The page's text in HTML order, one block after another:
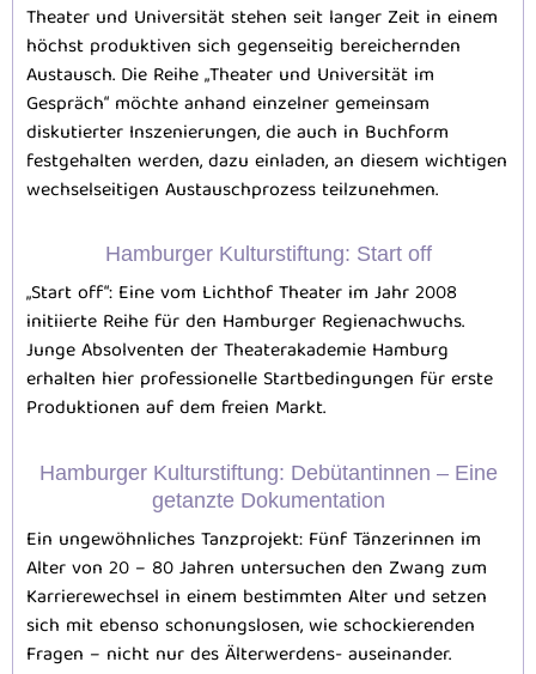
Theater und Universität stehen seit langer Zeit in einem
höchst produktiven sich gegenseitig bereichernden
Austausch. Die Reihe „Theater und Universität im
Gespräch“ möchte anhand einzelner gemeinsam
diskutierter Inszenierungen, die auch in Buchform
festgehalten werden, dazu einladen, an diesem wichtigen
wechselseitigen Austauschprozess teilzunehmen.
Hamburger Kulturstiftung: Start off
„Start off“: Eine vom Lichthof Theater im Jahr 2008
initiierte Reihe für den Hamburger Regienachwuchs.
Junge Absolventen der Theaterakademie Hamburg
erhalten hier professionelle Startbedingungen für erste
Produktionen auf dem freien Markt.
Hamburger Kulturstiftung: Debütantinnen – Eine
getanzte Dokumentation
Ein ungewöhnliches Tanzprojekt: Fünf Tänzerinnen im
Alter von 20 – 80 Jahren untersuchen den Zwang zum
Karrierewechsel in einem bestimmten Alter und setzen
sich mit ebenso schonungslosen, wie schockierenden
Fragen – nicht nur des Älterwerdens- auseinander.